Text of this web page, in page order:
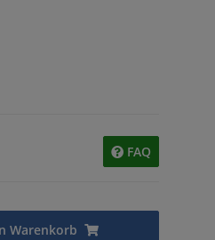
FAQ
Warenkorb